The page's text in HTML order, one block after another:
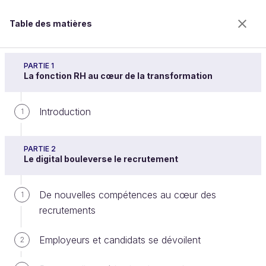
La fonction RH au coeur de la transformation
digitale !
Table des matières
PARTIE 1
La fonction RH au cœur de la transformation
1 Introduction
PARTIE 2
Le digital bouleverse le recrutement
1
De nouvelles compétences au cœur des
recrutements
2 Employeurs et candidats se dévoilent
Les organisations et le
management sont recomposés par
le digital
Bienvenue sur l’école 100% en ligne des métiers qui
ont de l’avenir.
Bénéficiez gratuitement de toutes les fonctionnalités
de ce cours (quiz, vidéos, accès illimité à tous les
chapitres) avec un compte.